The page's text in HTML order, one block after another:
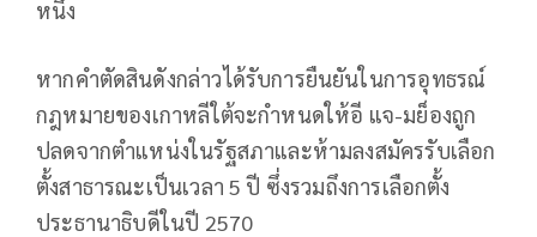
หนึ่ง
หากคำตัดสินดังกล่าวได้รับการยืนยันในการอุทธรณ์
กฎหมายของเกาหลีใต้จะกำหนดให้อี แจ-มย็องถูก
ปลดจากตำแหน่งในรัฐสภาและห้ามลงสมัครรับเลือก
ตั้งสาธารณะเป็นเวลา 5 ปี ซึ่งรวมถึงการเลือกตั้ง
ประธานาธิบดีในปี 2570